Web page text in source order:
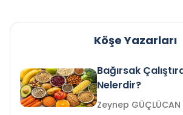
Köşe Yazarları
Bağırsak
Nelerdir?
Zeynep GÜÇLÜCAN